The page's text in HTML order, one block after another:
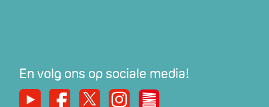
En volg ons op sociale media!
Youtube Facebook
X InstagramDe Nieuwe Werker